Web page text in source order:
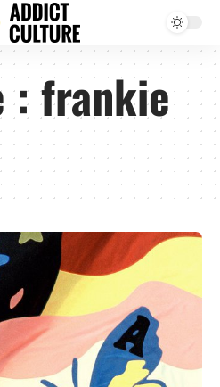
:frankie